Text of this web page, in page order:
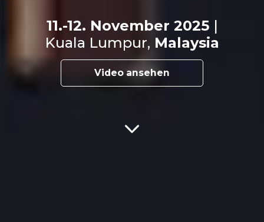
11.-12. November 2025 |
Kuala Lumpur, Malaysia
Video ansehen